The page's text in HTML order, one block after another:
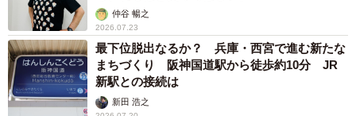
最下位脱出なるか？ 兵庫・西宮で進む新たな
まちづくり 阪神国道駅から徒歩約10分 JR
新駅との接続は
新田 浩之
2026.07.20